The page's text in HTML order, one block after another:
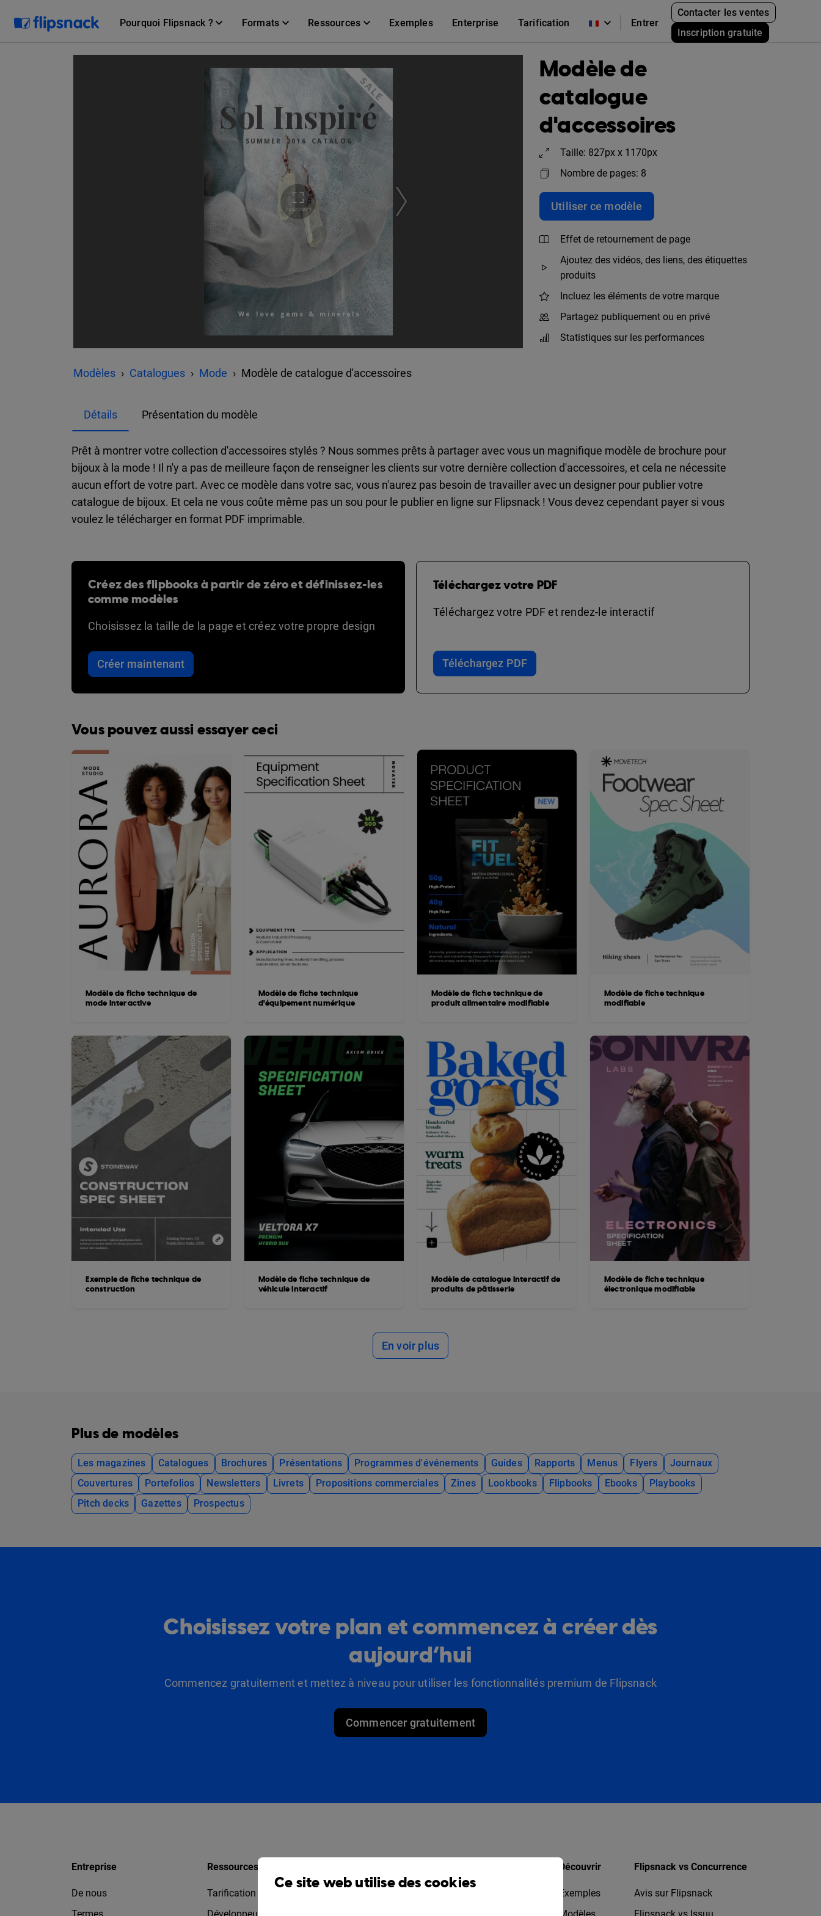
Pourquoi Flipsnack ? Formats Ressources Exemples Enterprise Tarification Entrer
Contacter les ventes
Inscription gratuite
Modèle de
catalogue
d'accessoires
Taille: 827px x 1170px
Nombre de pages: 8
Utiliser ce modèle
Effet de retournement de page
Ajoutez des vidéos, des liens, des étiquettes
produits
Incluez les éléments de votre marque
Partagez publiquement ou en privé
Statistiques sur les performances
Modèles Catalogues Mode Modèle de catalogue d'accessoires
Détails Présentation du modèle
Prêt à montrer votre collection d'accessoires stylés ? Nous sommes prêts à partager avec vous un magnifique modèle de brochure pour
bijoux à la mode ! Il n'y a pas de meilleure façon de renseigner les clients sur votre dernière collection d'accessoires, et cela ne nécessite
aucun effort de votre part. Avec ce modèle dans votre sac, vous n'aurez pas besoin de travailler avec un designer pour publier votre
catalogue de bijoux. Et cela ne vous coûte même pas un sou pour le publier en ligne sur Flipsnack ! Vous devez cependant payer si vous
voulez le télécharger en format PDF imprimable.
Créez des flipbooks à partir de zéro et définissez-les
comme modèles
Choisissez la taille de la page et créez votre propre design
Créer maintenant
Téléchargez votre PDF
Téléchargez votre PDF et rendez-le interactif
Téléchargez PDF
Vous pouvez aussi essayer ceci
Modèle de fiche technique de
mode interactive
Exemple de fiche technique de
construction
Modèle de fiche technique
d'équipement numérique
Modèle de fiche technique de
véhicule interactif
Modèle de fiche technique de
produit alimentaire modifiable
Modèle de catalogue interactif de
produits de pâtisserie
Modèle de fiche technique
modifiable
Modèle de fiche technique
électronique modifiable
En voir plus
Plus de modèles
Les magazines Catalogues Brochures Présentations Programmes d'événements Guides Rapports Menus Flyers
Journaux
Couvertures
Portefolios Newsletters Livrets Propositions commerciales Zines Lookbooks Flipbooks Ebooks
Playbooks
Pitch decks
Gazettes Prospectus
Choisissez votre plan et commencez à créer dès
aujourd’hui
Commencez gratuitement et mettez à niveau pour utiliser les fonctionnalités premium de Flipsnack
Commencer gratuitement
Entreprise
De nous
Ressources
Tarification
Découvrir
Exemples
Flipsnack vs Concurrence
Avis sur Flipsnack
Ce site web utilise des cookies